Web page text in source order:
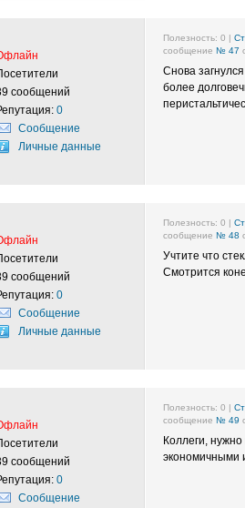
сообщений
0
Сообщение
Личные данные
Полезность: 0 |
сообщение № 47
Снова
более
сообщений
0
Сообщение
Личные данные
Полезность: 0 |
сообщение № 48
Учтите что
Смотрится
сообщений
0
Сообщение
Полезность: 0 |
сообщение № 49
Коллеги,
экономичными